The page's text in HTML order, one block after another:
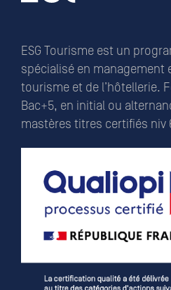
ESG Tourisme est un
spécialisé en management
tourisme et de l’hôtellerie.
Bac+5, en initial ou
mastères titres certifiés niv